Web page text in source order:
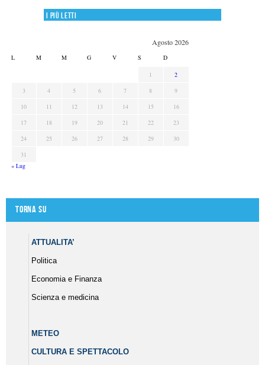
I più letti
Agosto 2026
L M M G V S D
1
2
3
4 5 6 7 8
9
10
11 12 13 14 15
16
17
18 19 20 21 22
23
24
25 26 27 28 29
30
31
« Lug
Torna su
ATTUALITA’
Politica
Economia e Finanza
Scienza e medicina
METEO
CULTURA E SPETTACOLO